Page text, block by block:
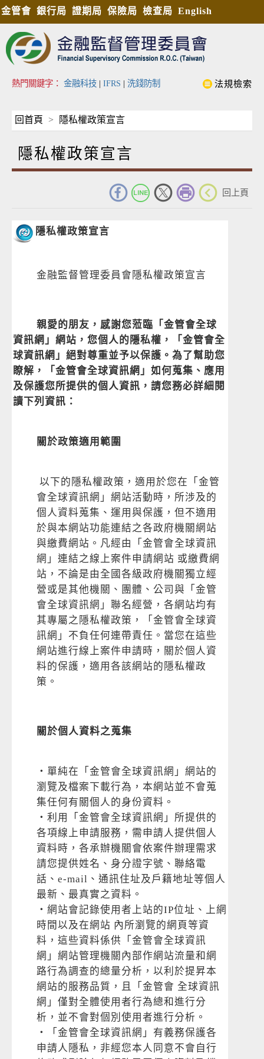
金管會 銀行局 證期局 保險局 檢查局 English
熱門關鍵字： 金融科技 | IFRS | 洗錢防制 法規檢索
回首頁 隱私權政策宣言
隱私權政策宣言
回上頁
隱私權政策宣言
金融監督管理委員會隱私權政策宣言
親愛的朋友，感謝您蒞臨「金管會全球
資訊網」網站，您個人的隱私權，「金管會全
球資訊網」絕對尊重並予以保護。為了幫助您
瞭解，「金管會全球資訊網」如何蒐集、應用
及保護您所提供的個人資訊，請您務必詳細閱
讀下列資訊：
關於政策適用範圍
以下的隱私權政策，適用於您在「金管
會全球資訊網」網站活動時，所涉及的
個人資料蒐集、運用與保護，但不適用
於與本網站功能連結之各政府機關網站
與繳費網站。凡經由「金管會全球資訊
網」連結之線上案件申請網站 或繳費網
站，不論是由全國各級政府機關獨立經
營或是其他機關、團體、公司與「金管
會全球資訊網」聯名經營，各網站均有
其專屬之隱私權政策，「金管會全球資
訊網」不負任何連帶責任。當您在這些
網站進行線上案件申請時，關於個人資
料的保護，適用各該網站的隱私權政
策。
關於個人資料之蒐集
‧單純在「金管會全球資訊網」網站的
瀏覽及檔案下載行為，本網站並不會蒐
集任何有關個人的身份資料。
‧利用「金管會全球資訊網」所提供的
各項線上申請服務，需申請人提供個人
資料時，各承辦機關會依案件辦理需求
請您提供姓名、身分證字號、聯絡電
話、e-mail、通訊住址及戶籍地址等個人
最新、最真實之資料。
‧網站會記錄使用者上站的IP位址、上網
時間以及在網站 內所瀏覽的網頁等資
料，這些資料係供「金管會全球資訊
網」網站管理機關內部作網站流量和網
路行為調查的總量分析，以利於提昇本
網站的服務品質，且「金管會 全球資訊
網」僅對全體使用者行為總和進行分
析，並不會對個別使用者進行分析。
‧「金管會全球資訊網」有義務保護各
申請人隱私，非經您本人同意不會自行